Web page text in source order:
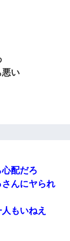
悪い
配だろ
んにヤられ
もいねえ